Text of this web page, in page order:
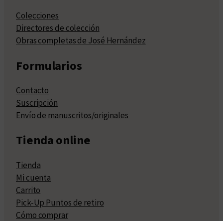
Colecciones
Directores de colección
Obras completas de José Hernández
Formularios
Contacto
Suscripción
Envío de manuscritos/originales
Tienda online
Tienda
Mi cuenta
Carrito
Pick-Up Puntos de retiro
Cómo comprar